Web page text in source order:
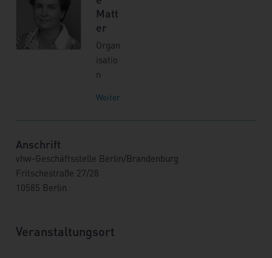
Matt
er
Organ
isatio
n
Weitere Informationen
Anschrift
vhw-Geschäftsstelle Berlin/Brandenburg
Fritschestraße 27/28
10585 Berlin
Veranstaltungsort